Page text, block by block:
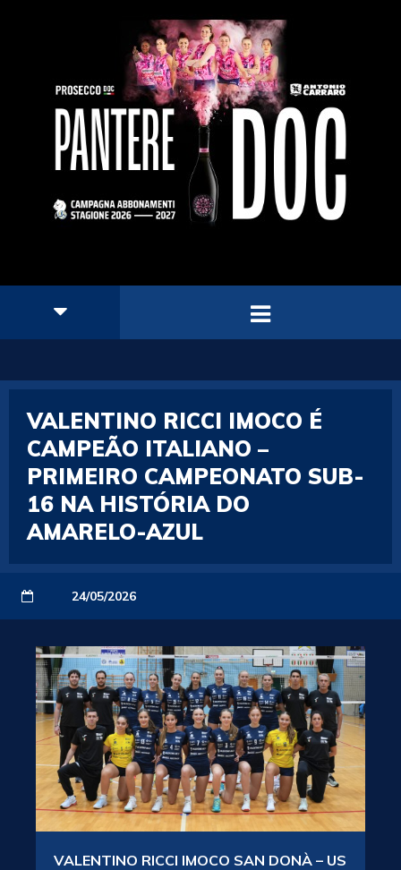
VALENTINO RICCI IMOCO É
CAMPEÃO ITALIANO –
PRIMEIRO CAMPEONATO SUB-
16 NA HISTÓRIA DO
AMARELO-AZUL
24/05/2026
VALENTINO RICCI IMOCO SAN DONÀ – US